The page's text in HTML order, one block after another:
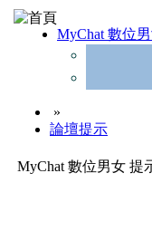
MyChat 數位
»
論壇提示
MyChat 數位男女 提